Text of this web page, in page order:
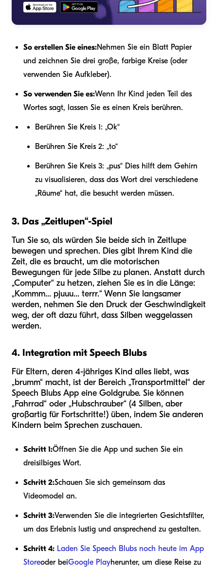
So erstellen Sie eines:Nehmen Sie ein Blatt Papier
und zeichnen Sie drei große, farbige Kreise (oder
verwenden Sie Aufkleber).
So verwenden Sie es:Wenn Ihr Kind jeden Teil des
Wortes sagt, lassen Sie es einen Kreis berühren.
Berühren Sie Kreis 1: „Ok“
Berühren Sie Kreis 2: „to“
Berühren Sie Kreis 3: „pus“ Dies hilft dem Gehirn
zu visualisieren, dass das Wort drei verschiedene
„Räume“ hat, die besucht werden müssen.
3. Das „Zeitlupen“-Spiel
Tun Sie so, als würden Sie beide sich in Zeitlupe
bewegen und sprechen. Dies gibt Ihrem Kind die
Zeit, die es braucht, um die motorischen
Bewegungen für jede Silbe zu planen. Anstatt durch
„Computer“ zu hetzen, ziehen Sie es in die Länge:
„Kommm... pjuuu... terrr.“ Wenn Sie langsamer
werden, nehmen Sie den Druck der Geschwindigkeit
weg, der oft dazu führt, dass Silben weggelassen
werden.
4. Integration mit Speech Blubs
Für Eltern, deren 4-jähriges Kind alles liebt, was
„brumm“ macht, ist der Bereich „Transportmittel“ der
Speech Blubs App eine Goldgrube. Sie können
„Fahrrad“ oder „Hubschrauber“ (4 Silben, aber
großartig für Fortschritte!) üben, indem Sie anderen
Kindern beim Sprechen zuschauen.
Schritt 1:Öffnen Sie die App und suchen Sie ein
dreisilbiges Wort.
Schritt 2:Schauen Sie sich gemeinsam das
Videomodel an.
Schritt 3:Verwenden Sie die integrierten Gesichtsfilter,
um das Erlebnis lustig und ansprechend zu gestalten.
Schritt 4: Laden Sie Speech Blubs noch heute im App
Storeoder beiGoogle Playherunter, um diese Reise zu